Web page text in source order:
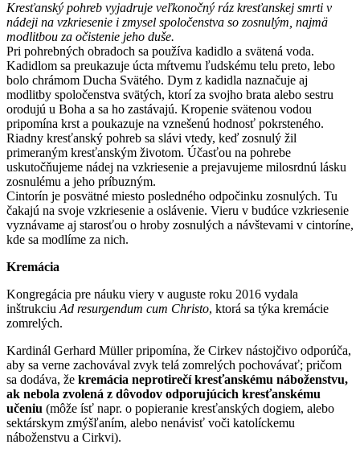
Kresťanský pohreb vyjadruje veľkonočný ráz kresťanskej smrti v
nádeji na vzkriesenie i zmysel spoločenstva so zosnulým, najmä
modlitbou za očistenie jeho duše.
Pri pohrebných obradoch sa používa kadidlo a svätená voda.
Kadidlom sa preukazuje úcta mŕtvemu ľudskému telu preto, lebo
bolo chrámom Ducha Svätého. Dym z kadidla naznačuje aj
modlitby spoločenstva svätých, ktorí za svojho brata alebo sestru
orodujú u Boha a sa ho zastávajú. Kropenie svätenou vodou
pripomína krst a poukazuje na vznešenú hodnosť pokrsteného.
Riadny kresťanský pohreb sa slávi vtedy, keď zosnulý žil
primeraným kresťanským životom. Účasťou na pohrebe
uskutočňujeme nádej na vzkriesenie a prejavujeme milosrdnú lásku
zosnulému a jeho príbuzným.
Cintorín je posvätné miesto posledného odpočinku zosnulých. Tu
čakajú na svoje vzkriesenie a oslávenie. Vieru v budúce vzkriesenie
vyznávame aj starosťou o hroby zosnulých a návštevami v cintoríne,
kde sa modlíme za nich.
Kremácia
Kongregácia pre náuku viery v auguste roku 2016 vydala
inštrukciu Ad resurgendum cum Christo, ktorá sa týka kremácie
zomrelých.
Kardinál Gerhard Müller pripomína, že Cirkev nástojčivo odporúča,
aby sa verne zachovával zvyk telá zomrelých pochovávať; pričom
sa dodáva, že kremácia neprotirečí kresťanskému náboženstvu,
ak nebola zvolená z dôvodov odporujúcich kresťanskému
učeniu (môže ísť napr. o popieranie kresťanských dogiem, alebo
sektárskym zmýšľaním, alebo nenávisť voči katolíckemu
náboženstvu a Cirkvi).